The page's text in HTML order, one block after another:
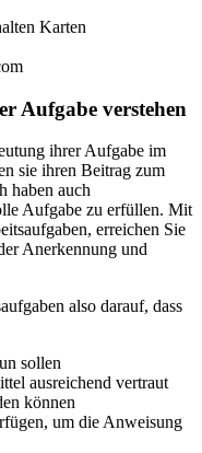
Aufgabe verstehen
ihrer Aufgabe im
sie ihren Beitrag zum
haben auch
Aufgabe zu erfüllen. Mit
erreichen Sie
Anerkennung und
also darauf, dass
sollen
ausreichend vertraut
können
um die Anweisung